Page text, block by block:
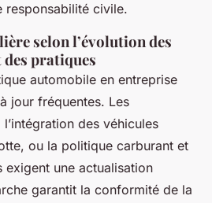
responsabilité civile.
selon l’évolution des
pratiques
automobile en entreprise
jour fréquentes. Les
des véhicules
ou la politique carburant et
exigent une actualisation
garantit la conformité de la